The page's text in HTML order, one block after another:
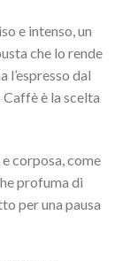
e intenso, un
che lo rende
l’espresso dal
è la scelta
corposa, come
profuma di
per una pausa